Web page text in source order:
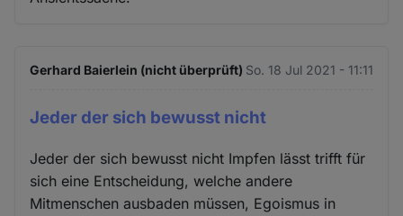
Gerhard Baierlein (nicht überprüft) So. 18 Jul 2021 - 11:11
Jeder der sich bewusst nicht
Jeder der sich bewusst nicht Impfen lässt trifft für
sich eine Entscheidung, welche andere
Mitmenschen ausbaden müssen, Egoismus in